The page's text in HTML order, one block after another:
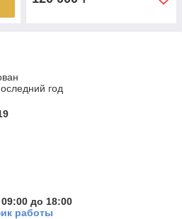
год
до 18:00
работы